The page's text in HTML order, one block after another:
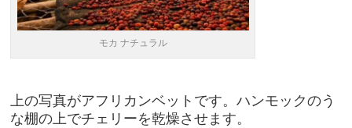
モカ ナチュラル
上の写真がアフリカンベットです。ハンモックのう
な棚の上でチェリーを乾燥させます。